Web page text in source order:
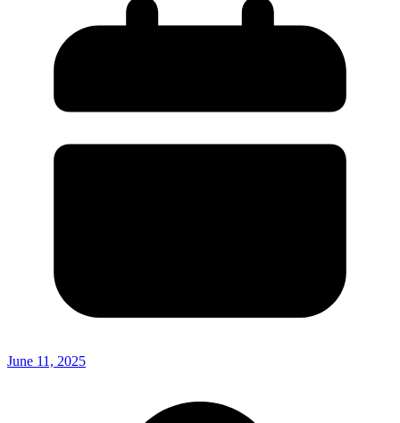
June 11, 2025